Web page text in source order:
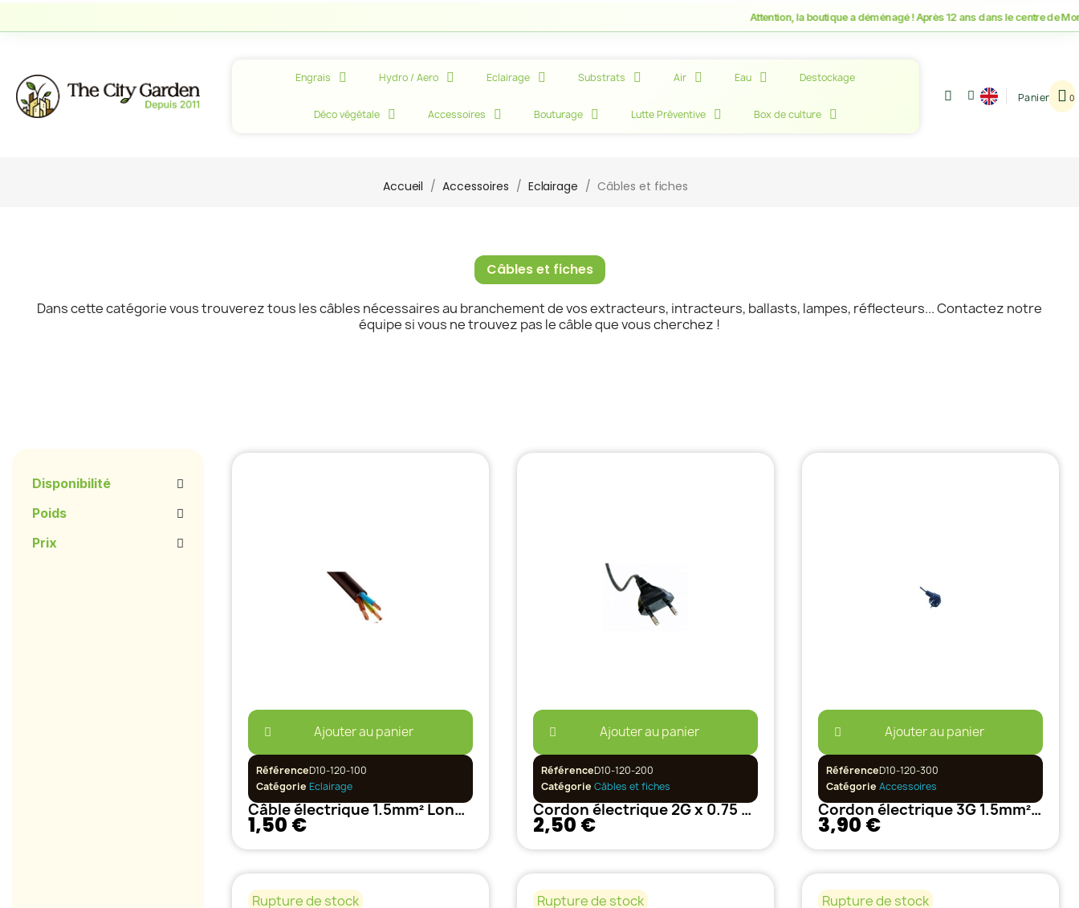
Attention, la boutique a déménagé ! Après 12 ans dans le centre de
Engrais Hydro / Aero Eclairage Substrats Air Eau Destockage
Déco végétale Accessoires Bouturage Lutte Préventive Box de culture
Panier
Accueil Accessoires Eclairage Câbles et fiches
Câbles et fiches
Dans cette catégorie vous trouverez tous les câbles nécessaires au branchement de vos extracteurs, intracteurs, ballasts, lampes, réflecteurs... Contactez notre
équipe si vous ne trouvez pas le câble que vous cherchez !
Disponibilité
Poids
Prix
Ajouter au panier
RéférenceD10-120-100
Catégorie Eclairage
Câble électrique 1.5mm² Longueur 1m
1,50 €
Ajouter au panier
RéférenceD10-120-200
CatégorieCâbles et fiches
Cordon électrique 2G x 0.75 mm² 150cm
2,50 €
Ajouter au panier
RéférenceD10-120-300
CatégorieAccessoires
Cordon électrique 3G 1.5mm² / 150 cm
3,90 €
Rupture de stock Rupture de stock Rupture de stock